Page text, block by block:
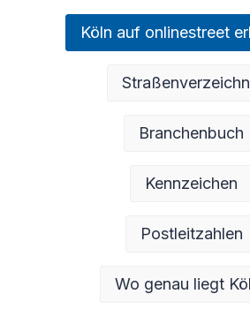
Köln auf onlinestreet
Branchenbuch
Kennzeichen
Postleitzahlen
Wo genau liegt